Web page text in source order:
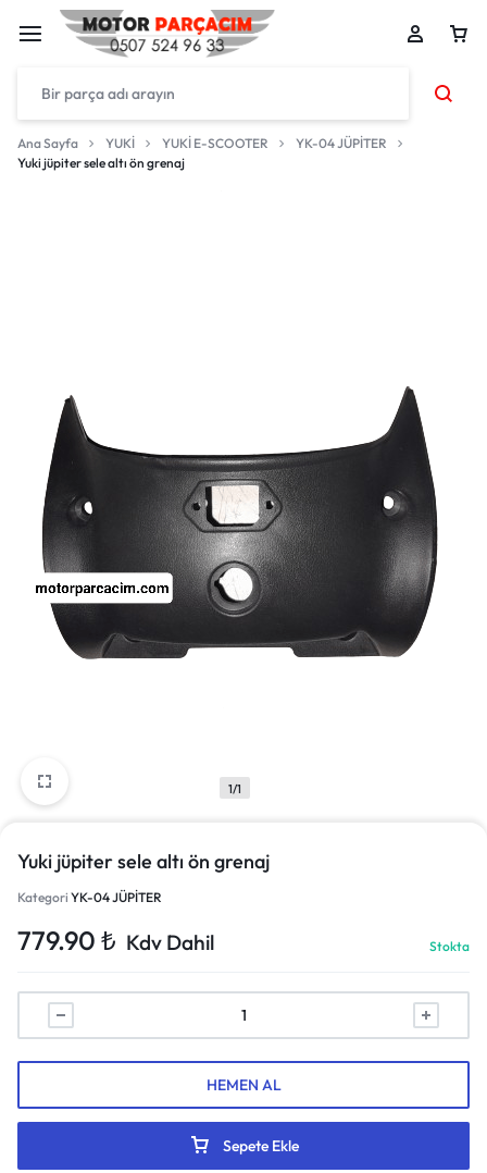
Ana Sayfa YUKİ YUKİ E-SCOOTER
YK-04 JÜPİTER
Yuki jüpiter sele altı ön grenaj
1/1
Yuki jüpiter sele altı ön grenaj
Kategori YK-04 JÜPİTER
779.90 ₺ Kdv Dahil Stokta
Sepete Ekle
HEMEN AL